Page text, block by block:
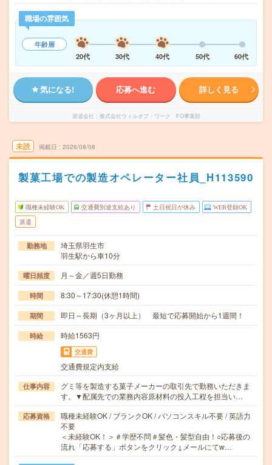
職場の雰囲気
年齢層
20代
30代 40代 50代 60代
気になる! 応募へ進む 詳しく見る
派遣会社 株式会社ウィルオブ・ワーク FO事業部
未読 掲載日 2026/08/08
製菓工場での製造オペレーター社員_H113590
職種未経験OK 交通費別途支給あり 土日祝日が休み WEB登録OK
派遣
勤務地
埼玉県羽生市
羽生駅から車10分
曜日頻度 月～金／週5日勤務
時間 8:30～17:30(休憩1時間)
期間 即日～長期（3ヶ月以上） 最短で応募開始から1週間！
時給 時給1563円
交通費
交通費規定内支給
仕事内容
グミ等を製造する菓子メーカーの取引先で勤務いただきま
す。▼配属先での業務内容原材料の投入工程を担当い…
応募資格
職種未経験OK / ブランクOK / パソコンスキル不要 / 英語力
不要
＜未経験OK！＞＃学歴不問＃髪色・髪型自由！○応募後の
流れ「応募する」ボタンをクリック↓メールにてw…